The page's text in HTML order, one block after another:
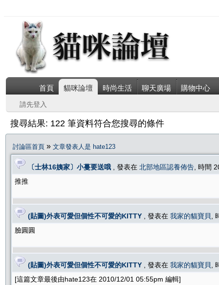
首頁 貓咪論壇 時尚生活 聊天廣場 購物中心
請先登入
搜尋結果: 122 筆資料符合您搜尋的條件
討論區首頁 » 文章發表人是 hate123
〔士林16姨家〕小蔓要送哦 , 發表在 北部地區認養佈告 , 時間
推推
(貼圖)外表可愛但個性不可愛的KITTY , 發表在 我家的貓寶貝
,
臉圓圓
(貼圖)外表可愛但個性不可愛的KITTY , 發表在 我家的貓寶貝
,
[這篇文章最後由hate123在 2010/12/01 05:55pm 編輯]